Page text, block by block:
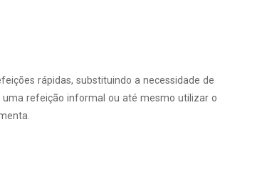
rápidas, substituindo a necessidade de
refeição informal ou até mesmo utilizar o